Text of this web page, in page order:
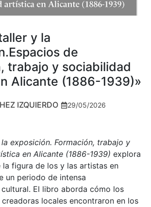
y la
de
trabajo y sociabilidad
Alicante (1886-1939)»
IZQUIERDO 29/05/2026
exposición. Formación, trabajo y
en Alicante (1886-1939) explora
la figura de los y las artistas en
un periodo de intensa
El libro aborda cómo los
locales encontraron en los